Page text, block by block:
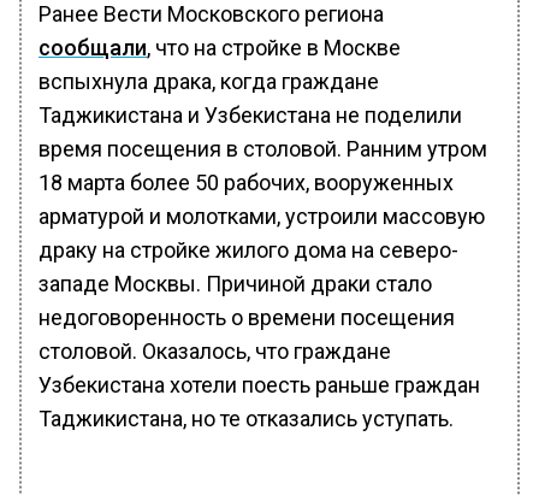
Ранее Вести Московского региона
сообщали, что на стройке в Москве
вспыхнула драка, когда граждане
Таджикистана и Узбекистана не поделили
время посещения в столовой. Ранним утром
18 марта более 50 рабочих, вооруженных
арматурой и молотками, устроили массовую
драку на стройке жилого дома на северо-
западе Москвы. Причиной драки стало
недоговоренность о времени посещения
столовой. Оказалось, что граждане
Узбекистана хотели поесть раньше граждан
Таджикистана, но те отказались уступать.